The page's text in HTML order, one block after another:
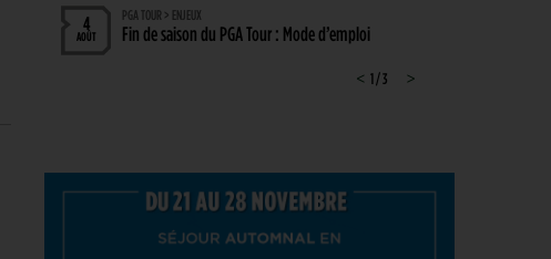
4
AOÛT
PGA TOUR > ENJEUX
Fin de saison du PGA Tour : Mode d’emploi
AOÛT
Angel Yin et Jennifer Kupcho rejoignent Nelly
< >
1 / 3